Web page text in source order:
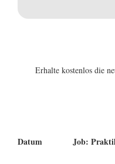
Erhalte kostenlos die
Datum Job: